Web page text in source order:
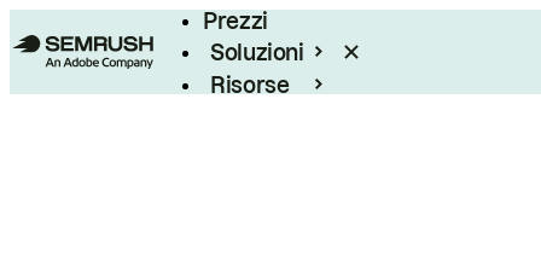
Prezzi
Soluzioni
Risorse